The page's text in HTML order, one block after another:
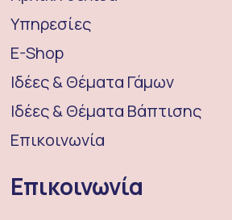
Υπηρεσίες
E-Shop
Ιδέες & Θέματα Γάμων
Ιδέες & Θέματα Βάπτισης
Επικοινωνία
Επικοινωνία